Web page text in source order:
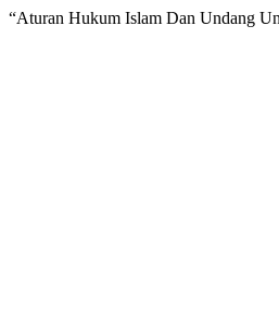
“Aturan Hukum Islam Dan Undang